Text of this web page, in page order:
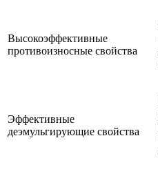
Высокоэффективные
противоизносные свойства
Эффективные
деэмульгирующие свойства